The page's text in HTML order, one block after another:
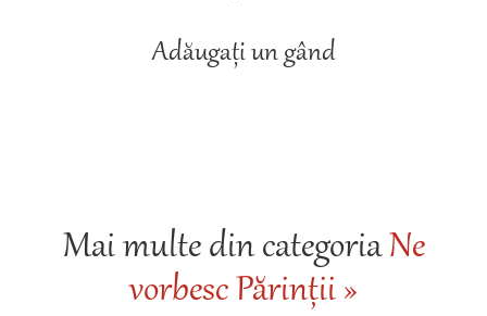
Adăugați un gând
Mai multe din categoriaNe
vorbesc Părinții »